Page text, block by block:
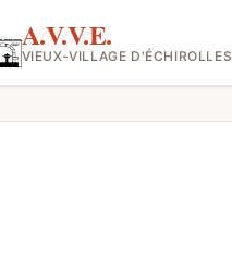
A.V.V.E.
VIEUX-VILLAGE D'ÉCHIROLLES